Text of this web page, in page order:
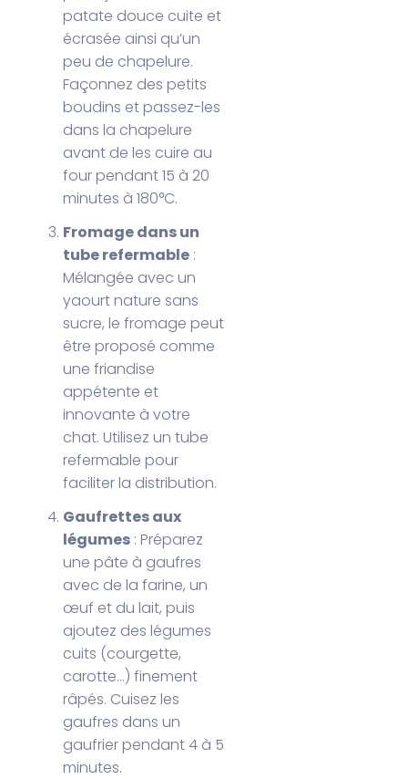
patate douce cuite et
écrasée ainsi qu’un
peu de chapelure.
Façonnez des petits
boudins et passez-les
dans la chapelure
avant de les cuire au
four pendant 15 à 20
minutes à 180°C.
Fromage dans un
tube refermable :
Mélangée avec un
yaourt nature sans
sucre, le fromage peut
être proposé comme
une friandise
appétente et
innovante à votre
chat. Utilisez un tube
refermable pour
faciliter la distribution.
Gaufrettes aux
légumes : Préparez
une pâte à gaufres
avec de la farine, un
œuf et du lait, puis
ajoutez des légumes
cuits (courgette,
carotte…) finement
râpés. Cuisez les
gaufres dans un
gaufrier pendant 4 à 5
minutes.